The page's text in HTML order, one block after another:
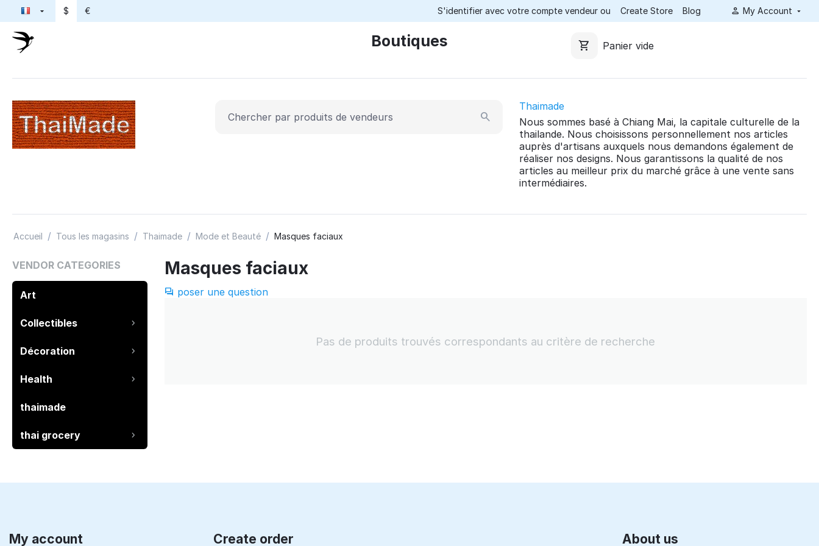
$ € S'identifier avec votre compte vendeur ou Create Store Blog My Account
Boutiques Panier vide
Thaimade
Nous sommes basé à Chiang Mai, la capitale culturelle de la
thailande. Nous choisissons personnellement nos articles
auprès d'artisans auxquels nous demandons également de
réaliser nos designs. Nous garantissons la qualité de nos
articles au meilleur prix du marché grâce à une vente sans
intermédiaires.
Accueil / Tous les magasins / Thaimade / Mode et Beauté / Masques faciaux
VENDOR CATEGORIES
Art
Collectibles
Décoration
Health
thaimade
thai grocery
Masques faciaux
poser une question
Pas de produits trouvés correspondants au critère de recherche
My account Create order About us